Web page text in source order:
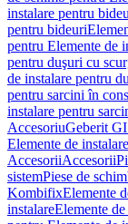
instalare pentru
pentru bideuri
pentru Elemente de
pentru duşuri cu
de instalare pentru
pentru sarcini în
instalare pentru
AccesoriuGeberit
Elemente de instalare
AccesoriiAccesorii
sistemPiese de
KombifixElemente
instalareElemente